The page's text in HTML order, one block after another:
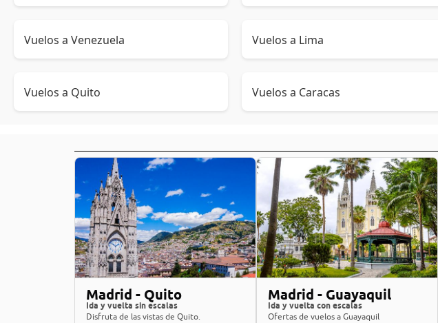
Vuelos a Venezuela Vuelos a Lima
Vuelos a Quito Vuelos a Caracas
Madrid - Quito
Ida y vuelta sin escalas
Disfruta de las vistas de Quito.
Madrid - Guayaquil
Ida y vuelta con escalas
Ofertas de vuelos a Guayaquil